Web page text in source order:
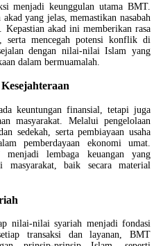
menjadi keunggulan utama BMT.
yang jelas, memastikan nasabah
Kepastian akad ini memberikan rasa
serta mencegah potensi konflik di
dengan nilai-nilai Islam yang
dalam bermuamalah.
keuntungan finansial, tetapi juga
masyarakat. Melalui pengelolaan
sedekah, serta pembiayaan usaha
pemberdayaan ekonomi umat.
lembaga keuangan yang
masyarakat, baik secara material
nilai-nilai syariah menjadi fondasi
transaksi dan layanan, BMT